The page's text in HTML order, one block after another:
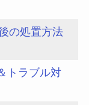
の処置方法
トラブル対